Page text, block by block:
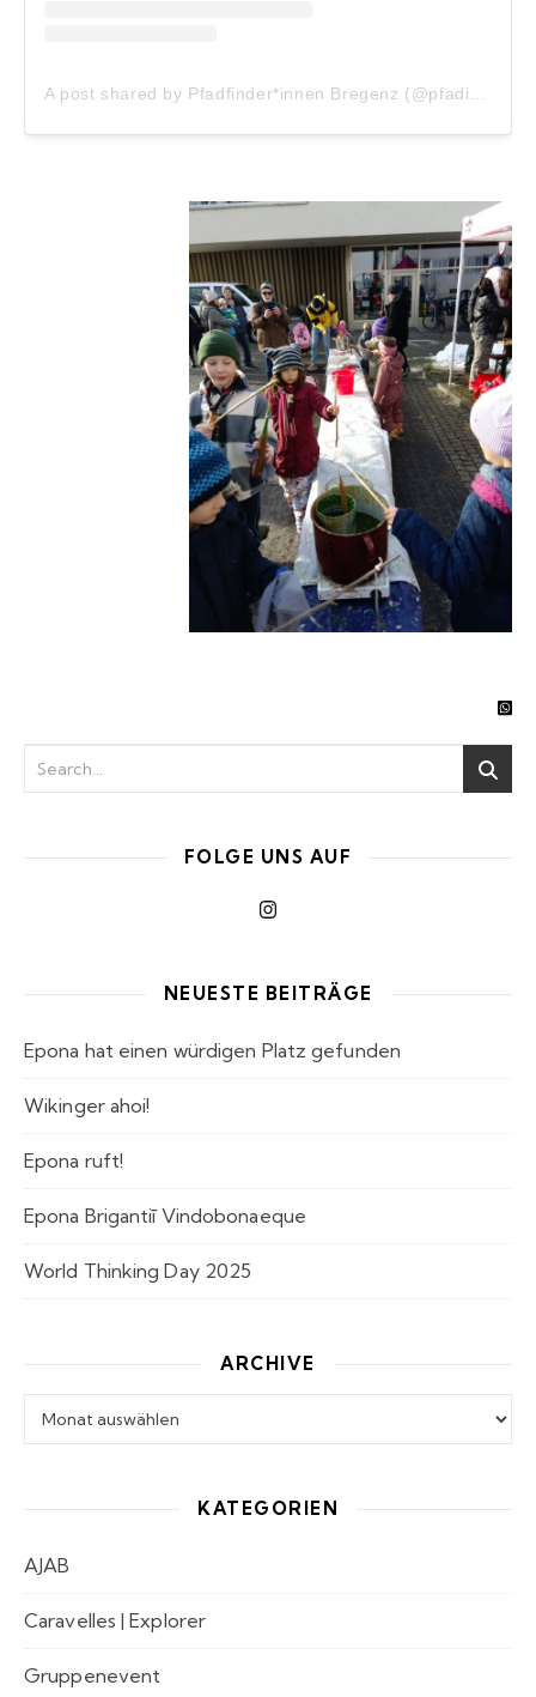
A post shared by Pfadfinder*innen Bregenz (@pfadisbregenz)
FOLGE UNS AUF
NEUESTE BEITRÄGE
Epona hat einen würdigen Platz gefunden
Wikinger ahoi!
Epona ruft!
Epona Brigantiī Vindobonaeque
World Thinking Day 2025
ARCHIVE
KATEGORIEN
AJAB
Caravelles | Explorer
Gruppenevent